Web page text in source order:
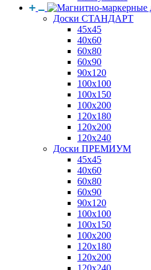
Доски СТАНДАРТ
45x45
40x60
60x80
60x90
90x120
100x100
100x150
100x200
120x180
120x200
120x240
Доски ПРЕМИУМ
45x45
40x60
60x80
60x90
90x120
100x100
100x150
100x200
120x180
120x200
120x240